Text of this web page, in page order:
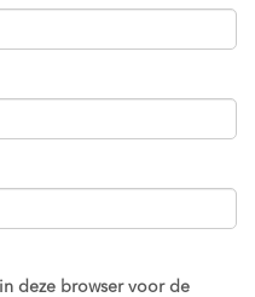
deze browser voor de